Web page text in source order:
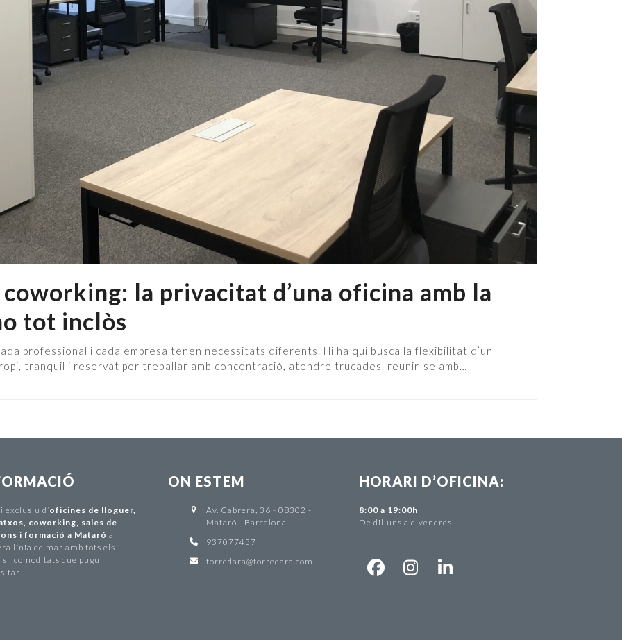
la privacitat d’una oficina amb la
tot inclòs
professional i cada empresa tenen necessitats diferents. Hi ha qui busca la flexibilitat d’un
tranquil i reservat per treballar amb concentració, atendre trucades, reunir-se amb…
exclusiu d ’oficines de lloguer,
coworking sales de
i formació a Mataró a
línia de mar amb tots els
i comoditats que pugui
ON ESTEM
Av. Cabrera, 36 - 08302 -
Mataró - Barcelona
937077457
torredara@torredara.com
HORARI D’OFICINA:
8:00 a 19:00h
De dilluns a divendres.
Facebook
Instagram
LinkedIn